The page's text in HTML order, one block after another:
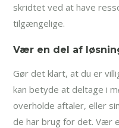
skridtet ved at have
tilgængelige.
Vær en del af
Gør det klart, at du er
kan betyde at deltage i
overholde aftaler, eller
de har brug for det. Vær